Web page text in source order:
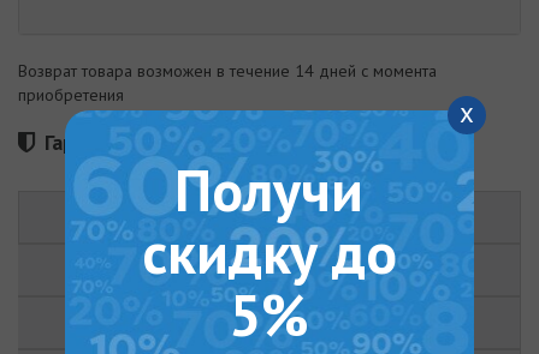
Возврат товара возможен в течение 14 дней с момента
приобретения
Гарантия 60 месяцев
ОПИСАНИЕ
ХАРАКТЕРИСТИКИ
ОТЗЫВЫ (4)
x
Получи
скидку до
5%